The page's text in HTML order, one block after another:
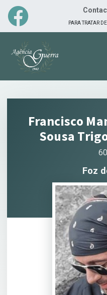
PARA TRATAR
Francisco
Sousa
Foz